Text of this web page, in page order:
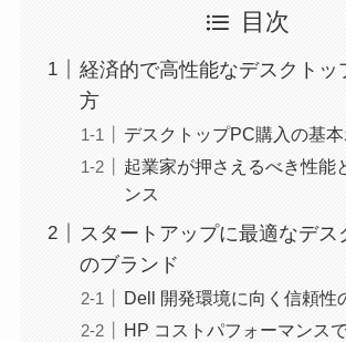
目次
経済的で高性能なデスクトッ
方
デスクトップPC購入の基本
起業家が押さえるべき性能
ンス
スタートアップに最適なデス
のブランド
Dell 開発環境に向く信頼性
HP コストパフォーマンス